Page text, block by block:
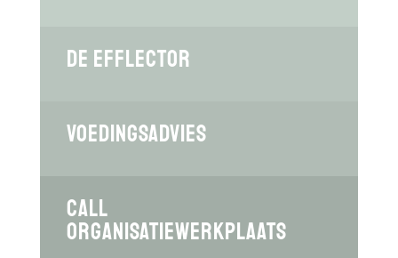
De Efflector
Voedingsadvies
CALL
ORGANISATIEWERKPLAATS